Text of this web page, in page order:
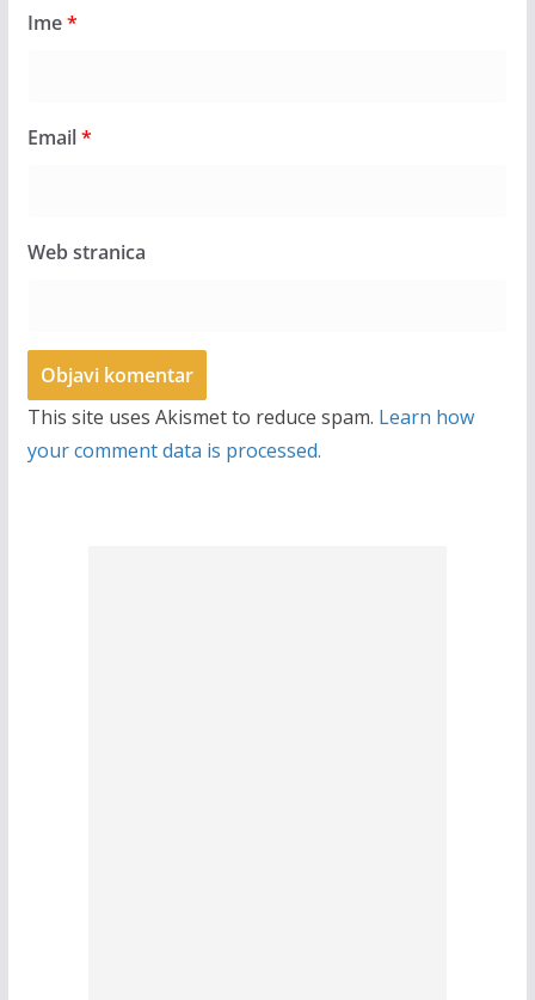
Ime*
Email*
Web stranica
This site uses Akismet to reduce spam. Learn how
your comment data is processed.